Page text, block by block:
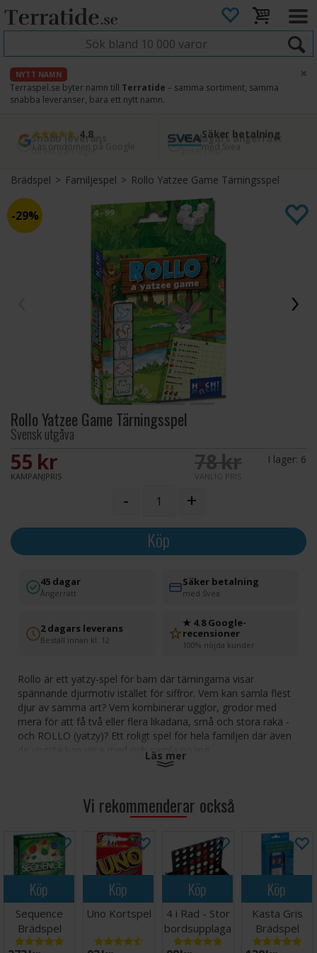
NYTT NAMN
Terraspel.se byter namn till Terratide – samma sortiment, samma
snabba leveranser, bara ett nytt namn.
×
4.8
Läs omdömen på Google
Säker betalning
med Svea
Snabb leverans
Direkt från lager
45 dagars ångerrätt
Enkel retur
Brädspel> Familjespel> Rollo Yatzee Game Tärningsspel
29%
Rollo Yatzee Game Tärningsspel
Svensk utgåva
55 SEK
KAMPANJPRIS
78 SEK
VANLIG PRIS
I lager: 6
- +
Köp
45 dagar
Ångerrätt
Säker betalning
med Svea
2 dagars leverans
Beställ innan kl. 12
★ 4.8 Google-
recensioner
100% nöjda kunder
Rollo är ett yatzy-spel för barn där tärningarna visar
spännande djurmotiv istället för siffror. Vem kan samla flest
djur av samma art? Vem kombinerar ugglor, grodor med
mera för att få två eller flera likadana, små och stora raka -
och ROLLO (yatzy)? Ett roligt spel för hela familjen där även
de yngsta kan vara med och samla poäng.
Speltid: 15-20 minuter
Läs mer
Vi rekommenderar också
Köp
Sequence
Brädspel
Köp
Uno Kortspel
Köp
4 i Rad - Stor
bordsupplaga
25cm
Köp
Kasta Gris
Brädspel